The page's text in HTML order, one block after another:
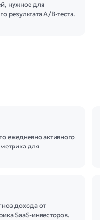
нужное для
результата A/B-теста.
ежедневно активного
для
дохода от
SaaS-инвесторов.